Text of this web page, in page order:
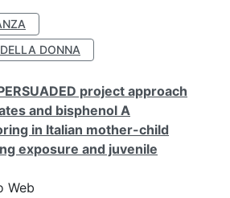
DONNA
project approach
and bisphenol A
in Italian mother-child
exposure and juvenile
Web